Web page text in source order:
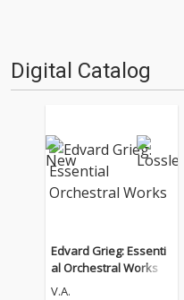
Digital Catalog
Edvard Grieg: Essenti
al Orchestral Works
V.A.